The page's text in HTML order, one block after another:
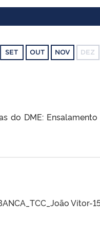
SET OUT NOV DEZ
do DME: Ensalamento
Vítor-